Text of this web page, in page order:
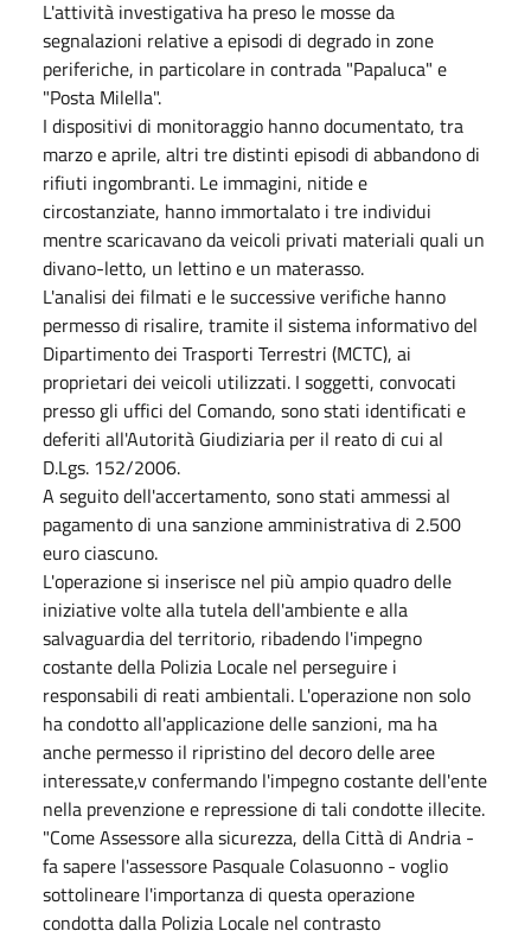
L'attività investigativa ha preso le mosse da
segnalazioni relative a episodi di degrado in zone
periferiche, in particolare in contrada "Papaluca" e
"Posta Milella".
I dispositivi di monitoraggio hanno documentato, tra
marzo e aprile, altri tre distinti episodi di abbandono di
rifiuti ingombranti. Le immagini, nitide e
circostanziate, hanno immortalato i tre individui
mentre scaricavano da veicoli privati materiali quali un
divano-letto, un lettino e un materasso.
L'analisi dei filmati e le successive verifiche hanno
permesso di risalire, tramite il sistema informativo del
Dipartimento dei Trasporti Terrestri (MCTC), ai
proprietari dei veicoli utilizzati. I soggetti, convocati
presso gli uffici del Comando, sono stati identificati e
deferiti all'Autorità Giudiziaria per il reato di cui al
D.Lgs. 152/2006.
A seguito dell'accertamento, sono stati ammessi al
pagamento di una sanzione amministrativa di 2.500
euro ciascuno.
L'operazione si inserisce nel più ampio quadro delle
iniziative volte alla tutela dell'ambiente e alla
salvaguardia del territorio, ribadendo l'impegno
costante della Polizia Locale nel perseguire i
responsabili di reati ambientali. L'operazione non solo
ha condotto all'applicazione delle sanzioni, ma ha
anche permesso il ripristino del decoro delle aree
interessate,v confermando l'impegno costante dell'ente
nella prevenzione e repressione di tali condotte illecite.
"Come Assessore alla sicurezza, della Città di Andria -
fa sapere l'assessore Pasquale Colasuonno - voglio
sottolineare l'importanza di questa operazione
condotta dalla Polizia Locale nel contrasto